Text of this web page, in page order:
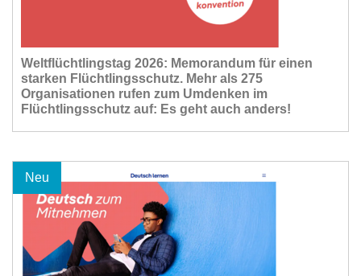
Weltflüchtlingstag 2026: Memorandum für einen
starken Flüchtlingsschutz. Mehr als 275
Organisationen rufen zum Umdenken im
Flüchtlingsschutz auf: Es geht auch anders!
Neu